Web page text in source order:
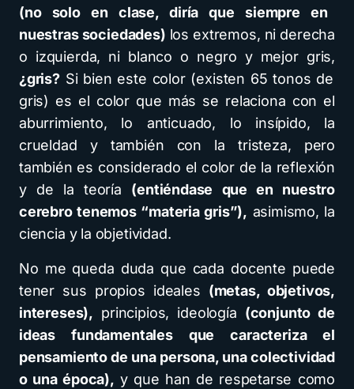
(no solo en clase, diría que siempre en
nuestras sociedades) los extremos, ni derecha
o izquierda, ni blanco o negro y mejor gris,
¿gris?Si bien este color (existen 65 tonos de
gris) es el color que más se relaciona con el
aburrimiento, lo anticuado, lo insípido, la
crueldad y también con la tristeza, pero
también es considerado el color de la reflexión
y de la teoría (entiéndase que en nuestro
cerebro tenemos “materia gris”), asimismo, la
ciencia y la objetividad.
No me queda duda que cada docente puede
tener sus propios ideales (metas, objetivos,
intereses), principios, ideología (conjunto de
ideas fundamentales que caracteriza el
pensamiento de una persona, una colectividad
o una época), y que han de respetarse como